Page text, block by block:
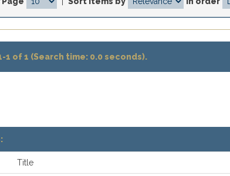
1 of 1 (Search time: 0.0 seconds).
Title